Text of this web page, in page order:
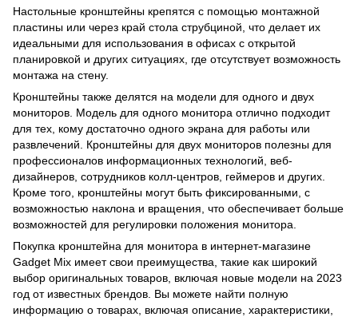
Настольные кронштейны крепятся с помощью монтажной
пластины или через край стола струбциной, что делает их
идеальными для использования в офисах с открытой
планировкой и других ситуациях, где отсутствует возможность
монтажа на стену.
Кронштейны также делятся на модели для одного и двух
мониторов. Модель для одного монитора отлично подходит
для тех, кому достаточно одного экрана для работы или
развлечений. Кронштейны для двух мониторов полезны для
профессионалов информационных технологий, веб-
дизайнеров, сотрудников колл-центров, геймеров и других.
Кроме того, кронштейны могут быть фиксированными, с
возможностью наклона и вращения, что обеспечивает больше
возможностей для регулировки положения монитора.
Покупка кронштейна для монитора в интернет-магазине
Gadget Mix имеет свои преимущества, такие как широкий
выбор оригинальных товаров, включая новые модели на 2023
год от известных брендов. Вы можете найти полную
информацию о товарах, включая описание, характеристики,